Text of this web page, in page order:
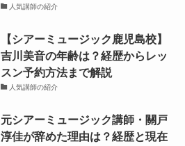
人気講師の紹介
【シアーミュージック鹿児島校】
吉川美音の年齢は？経歴からレッ
スン予約方法まで解説
人気講師の紹介
元シアーミュージック講師・關戸
淳佳が辞めた理由は？経歴と現在